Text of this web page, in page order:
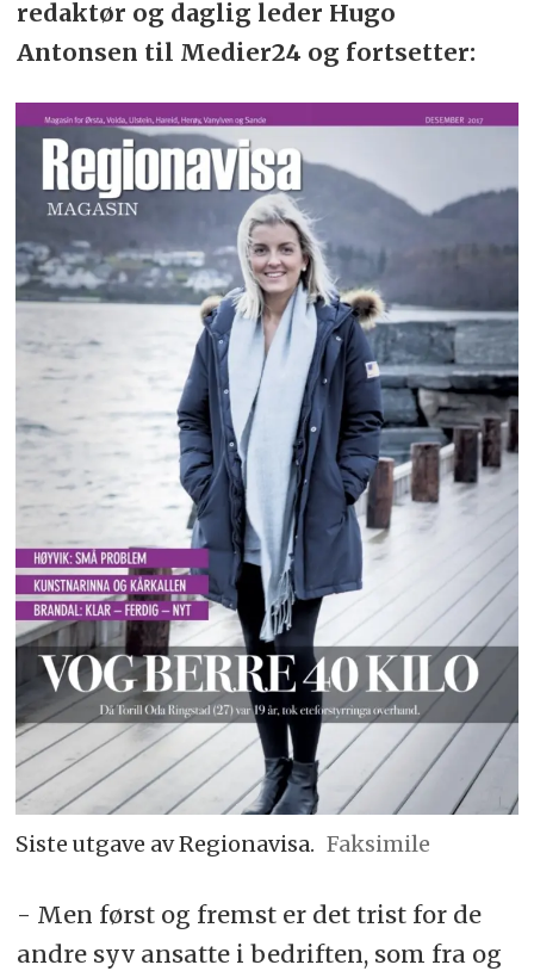
redaktør og daglig leder Hugo
Antonsen til Medier24 og fortsetter:
Siste utgave av Regionavisa. Faksimile
- Men først og fremst er det trist for de
andre syv ansatte i bedriften, som fra og